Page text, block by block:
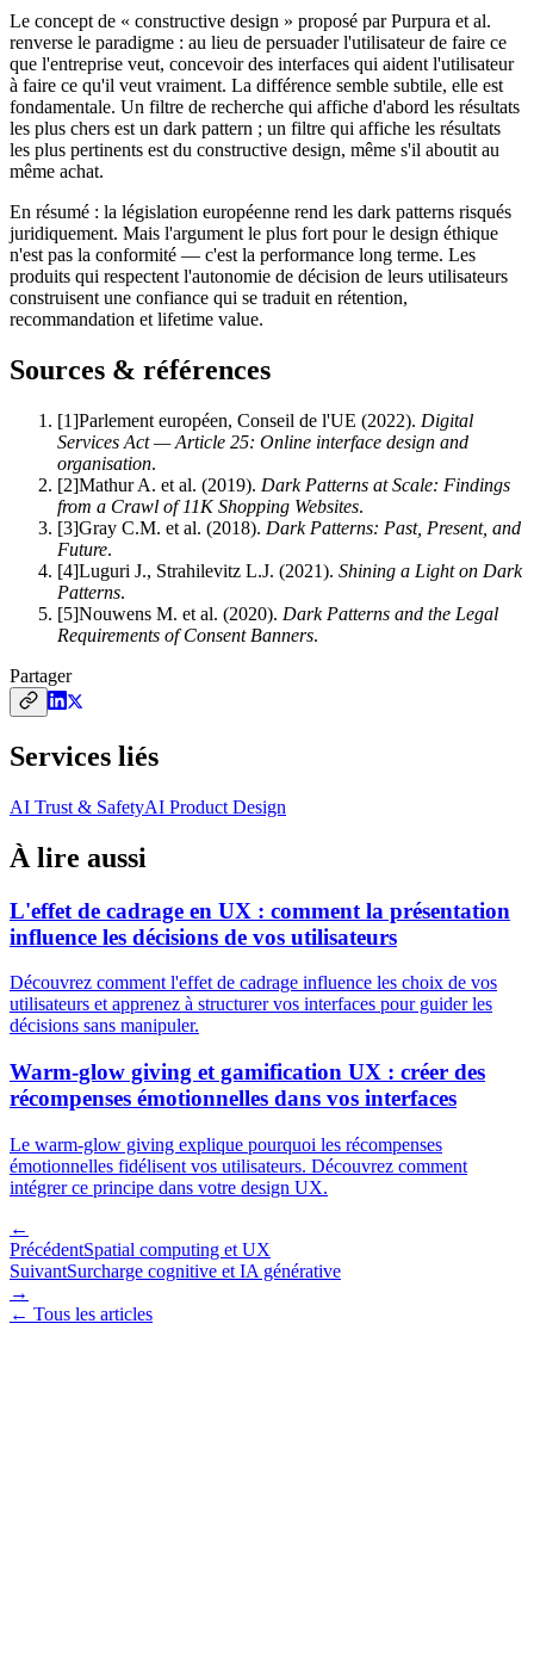
Le concept de « constructive design » proposé par Purpura et al.
renverse le paradigme : au lieu de persuader l'utilisateur de faire ce
que l'entreprise veut, concevoir des interfaces qui aident l'utilisateur
à faire ce qu'il veut vraiment. La différence semble subtile, elle est
fondamentale. Un filtre de recherche qui affiche d'abord les résultats
les plus chers est un dark pattern ; un filtre qui affiche les résultats
les plus pertinents est du constructive design, même s'il aboutit au
même achat.
En résumé : la législation européenne rend les dark patterns risqués
juridiquement. Mais l'argument le plus fort pour le design éthique
n'est pas la conformité — c'est la performance long terme. Les
produits qui respectent l'autonomie de décision de leurs utilisateurs
construisent une confiance qui se traduit en rétention,
recommandation et lifetime value.
Sources & références
[1]Parlement européen, Conseil de l'UE (2022). Digital
Services Act — Article 25: Online interface design and
organisation.
[2]Mathur A. et al. (2019). Dark Patterns at Scale: Findings
from a Crawl of 11K Shopping Websites.
[3]Gray C.M. et al. (2018). Dark Patterns: Past, Present, and
Future.
[4]Luguri J., Strahilevitz L.J. (2021). Shining a Light on Dark
Patterns.
[5]Nouwens M. et al. (2020). Dark Patterns and the Legal
Requirements of Consent Banners.
Partager
Services liés
AI Trust & SafetyAI Product Design
À lire aussi
L'effet de cadrage en UX : comment la présentation
influence les décisions de vos utilisateurs
Découvrez comment l'effet de cadrage influence les choix de vos
utilisateurs et apprenez à structurer vos interfaces pour guider les
décisions sans manipuler.
Warm-glow giving et gamification UX : créer des
récompenses émotionnelles dans vos interfaces
Le warm-glow giving explique pourquoi les récompenses
émotionnelles fidélisent vos utilisateurs. Découvrez comment
intégrer ce principe dans votre design UX.
←
PrécédentSpatial computing et UX
SuivantSurcharge cognitive et IA générative
→
← Tous les articles